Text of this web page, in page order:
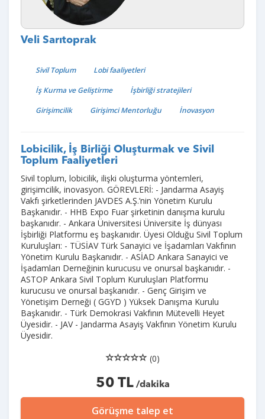
Veli Sarıtoprak
Sivil Toplum
Lobi faaliyetleri
İş Kurma ve Geliştirme
İşbirliği stratejileri
Girişimcilik
Girişimci Mentorluğu İnovasyon
Lobicilik, İş Birliği Oluşturmak ve Sivil
Toplum Faaliyetleri
Sivil toplum, lobicilik, ilişki oluşturma yöntemleri,
girişimcilik, inovasyon. GÖREVLERİ: - Jandarma Asayiş
Vakfı şirketlerinden JAVDES A.Ş.’nin Yönetim Kurulu
Başkanıdır. - HHB Expo Fuar şirketinin danışma kurulu
başkanıdır. - Ankara Üniversitesi Üniversite İş dünyası
İşbirliği Platformu eş başkanıdır. Üyesi Olduğu Sivil Toplum
Kuruluşları: - TÜSİAV Türk Sanayici ve İşadamları Vakfının
Yönetim Kurulu Başkanıdır. - ASİAD Ankara Sanayici ve
İşadamları Derneğinin kurucusu ve onursal başkanıdır. -
ASTOP Ankara Sivil Toplum Kuruluşları Platformu
kurucusu ve onursal başkanıdır. - Genç Girişim ve
Yönetişim Derneği ( GGYD ) Yüksek Danışma Kurulu
Başkanıdır. - Türk Demokrasi Vakfının Mütevelli Heyet
Üyesidir. - JAV - Jandarma Asayiş Vakfının Yönetim Kurulu
Üyesidir.
(0)
50 TL/dakika
Görüşme talep et